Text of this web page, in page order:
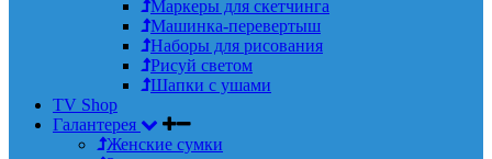
Маркеры для скетчинга
Машинка-перевертыш
Наборы для рисования
Рисуй светом
Шапки с ушами
TV Shop
Галантерея
Женские сумки